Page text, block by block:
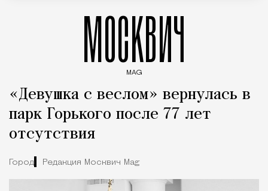
МОСКВИЧ
MAG
«Девушка с веслом» вернулась в
парк Горького после 77 лет
отсутствия
Город Редакция Москвич Mag